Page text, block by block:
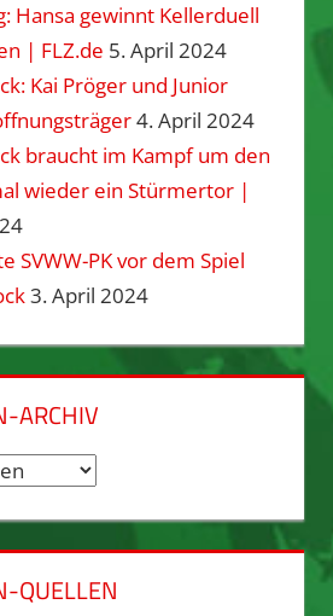
Hansa gewinnt Kellerduell
| FLZ.de 5. April 2024
Kai Pröger und Junior
4. April 2024
braucht im Kampf um den
wieder ein Stürmertor |
SVWW-PK vor dem Spiel
3. April 2024
ARCHIV
QUELLEN